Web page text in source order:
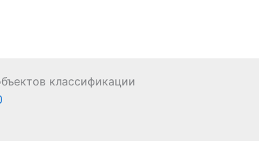
классификации